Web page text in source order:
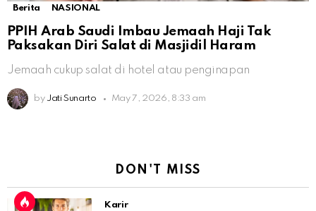
Berita NASIONAL
PPIH Arab Saudi Imbau Jemaah Haji Tak
Paksakan Diri Salat di Masjidil Haram
Jemaah cukup salat di hotel atau penginapan
by Jati Sunarto May 7, 2026, 8:33 am
DON'T MISS
Karir